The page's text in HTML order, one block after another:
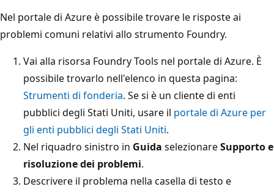
Nel portale di Azure è possibile trovare le risposte ai
problemi comuni relativi allo strumento Foundry.
Vai alla risorsa Foundry Tools nel portale di Azure. È
possibile trovarlo nell'elenco in questa pagina:
Strumenti di fonderia. Se si è un cliente di enti
pubblici degli Stati Uniti, usare il portale di Azure per
gli enti pubblici degli Stati Uniti.
Nel riquadro sinistro in Guida selezionareSupporto e
risoluzione dei problemi.
Descrivere il problema nella casella di testo e